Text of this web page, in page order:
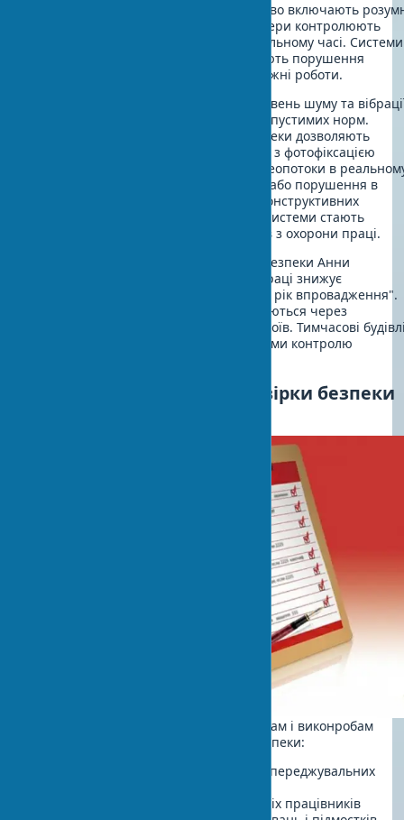
Сучасні технології безпеки будівництво включають
каски з датчиками падіння. GPS-трекери контролюють
місцезнаходження працівників у реальному часі. Системи
відеоаналітики автоматично виявляють порушення
техніки безпеки на будівельно-монтажні роботи.
Носимі пристрої моніторять втому, рівень шуму та
попереджаючи про перевищення допустимих норм.
Мобільні додатки для перевірки безпеки дозволяють
майстрам проводити цифрові обходи з фотофіксацією
порушень. ІІ-системи аналізують відеопотоки в
часі, виявляючи працівників без ЗІЗ або порушення в
небезпечних зонах. З урахуванням конструктивних
особливостей сучасних об’єктів, такі системи стають
незамінними помічниками інженерів з охорони праці.
За словами експерта з промислової безпеки Анни
Коваленко, "цифровізація охорони праці знижує
травматизм на 35-40% уже в перший рік впровадження".
Інвестиції в технології безпеки окупаються через
скорочення страхових виплат і простоїв. Тимчасові
споруди тепер оснащуються датчиками контролю
Чек-лист щоденної перевірки безпеки
Наступний перелік допоможе майстрам і виконробам
контролювати дотримання вимог безпеки:
Перевірити цілісність огорож і попереджувальних
Переконатися в наявності ЗІЗ у всіх працівників